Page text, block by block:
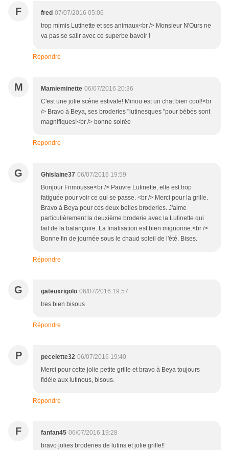
F fred 07/07/2016 05:06
trop mimis Lutinette et ses animaux<br /> Monsieur N'Ours ne
va pas se salir avec ce superbe bavoir !
Répondre
M Mamieminette 06/07/2016 20:36
C'est une jolie scène estivale! Minou est un chat bien cool!<br
/> Bravo à Beya, ses broderies "lutinesques "pour bébés sont
magnifiques!<br /> bonne soirée
Répondre
G Ghislaine37 06/07/2016 19:59
Bonjour Frimousse<br /> Pauvre Lutinette, elle est trop
fatiguée pour voir ce qui se passe. <br /> Merci pour la grille.
Bravo à Beya pour ces deux belles broderies. J'aime
particulièrement la deuxième broderie avec la Lutinette qui
fait de la balançoire. La finalisation est bien mignonne.<br />
Bonne fin de journée sous le chaud soleil de l'été. Bises.
Répondre
G gateuxrigolo 06/07/2016 19:57
tres bien bisous
Répondre
P pecelette32 06/07/2016 19:40
Merci pour cette jolie petite grille et bravo à Beya toujours
fidèle aux lutinous, bisous.
Répondre
F fanfan45 06/07/2016 19:28
bravo jolies broderies de lutins et jolie grille!!